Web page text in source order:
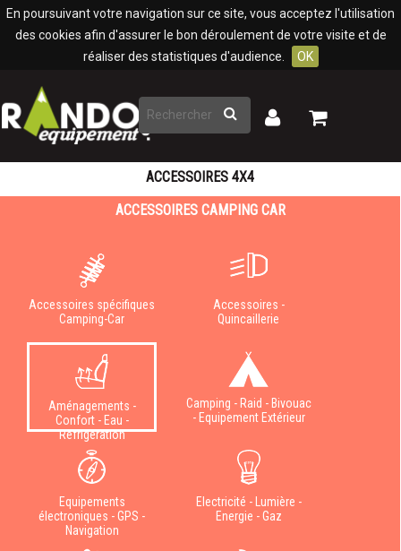
En poursuivant votre navigation sur ce site, vous acceptez l'utilisation
des cookies afin d'assurer le bon déroulement de votre visite et de
réaliser des statistiques d'audience.
OK
Rechercher
Mon
Mon
ACCESSOIRES 4X4
ACCESSOIRES CAMPING CAR
Accessoires spécifiques
Camping-Car
Accessoires -
Quincaillerie
Aménagements -
Confort - Eau -
Réfrigération
Camping - Raid - Bivouac
- Equipement Extérieur
Equipements
électroniques - GPS -
Navigation
Electricité - Lumière -
Energie - Gaz
Panneau de gestion des cookies